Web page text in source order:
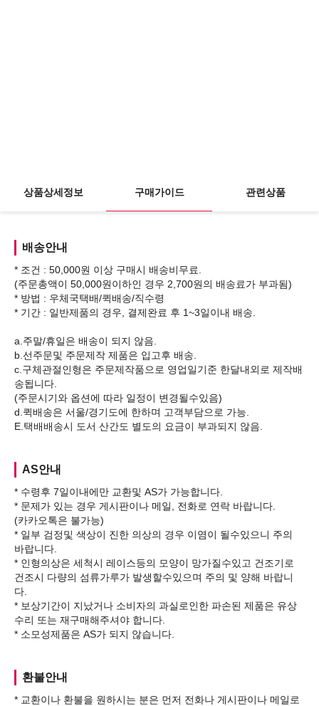
상품상세정보 구매가이드 관련상품
배송안내
* 조건 : 50,000원 이상 구매시 배송비무료.
(주문총액이 50,000원이하인 경우 2,700원의 배송료가 부과됨)
* 방법 : 우체국택배/퀵배송/직수령
* 기간 : 일반제품의 경우, 결제완료 후 1~3일이내 배송.
a.주말/휴일은 배송이 되지 않음.
b.선주문및 주문제작 제품은 입고후 배송.
c.구체관절인형은 주문제작품으로 영업일기준 한달내외로 제작배
송됩니다.
(주문시기와 옵션에 따라 일정이 변경될수있음)
d.퀵배송은 서울/경기도에 한하며 고객부담으로 가능.
AS안내
* 수령후 7일이내에만 교환및 AS가 가능합니다.
* 문제가 있는 경우 게시판이나 메일, 전화로 연락 바랍니다.
(카카오톡은 불가능)
* 일부 검정및 색상이 진한 의상의 경우 이염이 될수있으니 주의
바랍니다.
* 인형의상은 세척시 레이스등의 모양이 망가질수있고 건조기로
건조시 다량의 섬류가루가 발생할수있으며 주의 및 양해 바랍니
다.
* 보상기간이 지났거나 소비자의 과실로인한 파손된 제품은 유상
수리 또는 재구매해주셔야 합니다.
환불안내
* 교환이나 환불을 원하시는 분은 먼저 전화나 게시판이나 메일로